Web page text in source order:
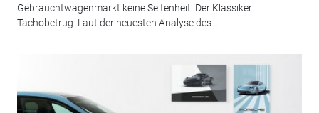
Gebrauchtwagenmarkt keine Seltenheit. Der Klassiker:
Tachobetrug. Laut der neuesten Analyse des...